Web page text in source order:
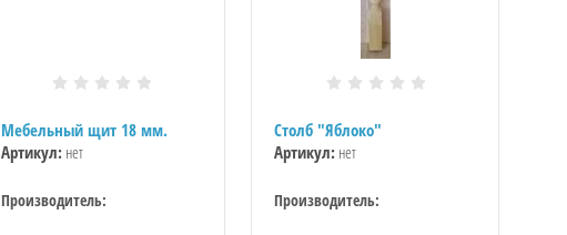
Мебельный щит 18 мм.
Артикул: нет
Производитель:
Столб "Яблоко"
Артикул: нет
Производитель: